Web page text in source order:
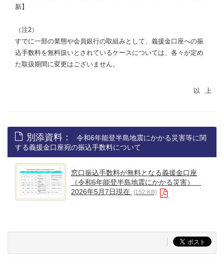
新】
（注2）
すでに一部の業態や会員銀行の取組みとして、義援金口座への振
込手数料を無料扱いとされているケースについては、各々が定め
た取扱期間に変更はございません。
別添資料：
令和6年能登半島地震にかかる災害等に関
する義援金口座宛の振込手数料について
窓口振込手数料が無料となる義援金口座
（令和6年能登半島地震にかかる災害）
2026年5月7日現在
[152 KB]